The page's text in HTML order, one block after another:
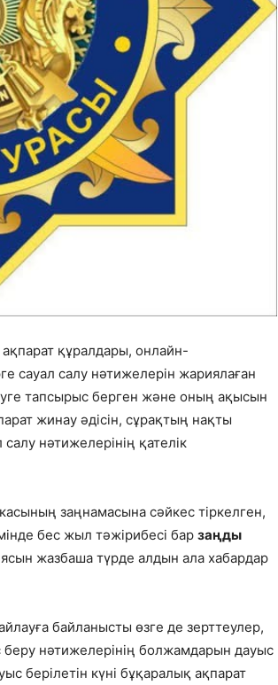
құралдары, онлайн-
сауал салу нәтижелерін жариялаған
тапсырыс берген және оның ақысын
жинау әдiсiн, сұрақтың нақты
нәтижелерінің қателiк
заңнамасына сәйкес тіркелген,
бес жыл тәжірибесі бар заңды
жазбаша түрде алдын ала хабардар
байланысты өзге де зерттеулер,
беру нәтижелерiнiң болжамдарын дауыс
берiлетiн күні бұқаралық ақпарат